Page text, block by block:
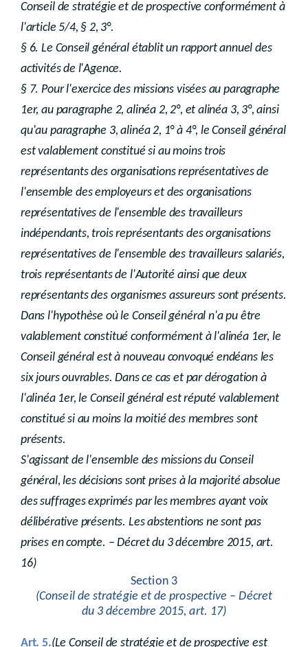
Conseil de stratégie et de prospective conformément à
l'article 5/4, § 2, 3°.
§ 6. Le Conseil général établit un rapport annuel des
activités de l'Agence.
§ 7. Pour l'exercice des missions visées au paragraphe
1er, au paragraphe 2, alinéa 2, 2°, et alinéa 3, 3°, ainsi
qu'au paragraphe 3, alinéa 2, 1° à 4°, le Conseil général
est valablement constitué si au moins trois
représentants des organisations représentatives de
l'ensemble des employeurs et des organisations
représentatives de l'ensemble des travailleurs
indépendants, trois représentants des organisations
représentatives de l'ensemble des travailleurs salariés,
trois représentants de l'Autorité ainsi que deux
représentants des organismes assureurs sont présents.
Dans l'hypothèse où le Conseil général n'a pu être
valablement constitué conformément à l'alinéa 1er, le
Conseil général est à nouveau convoqué endéans les
six jours ouvrables. Dans ce cas et par dérogation à
l'alinéa 1er, le Conseil général est réputé valablement
constitué si au moins la moitié des membres sont
présents.
S'agissant de l'ensemble des missions du Conseil
général, les décisions sont prises à la majorité absolue
des suffrages exprimés par les membres ayant voix
délibérative présents. Les abstentions ne sont pas
prises en compte. – Décret du 3 décembre 2015, art.
16)
Section 3
(Conseil de stratégie et de prospective – Décret
du 3 décembre 2015, art. 17)
Art. 5.(Le Conseil de stratégie et de prospective est